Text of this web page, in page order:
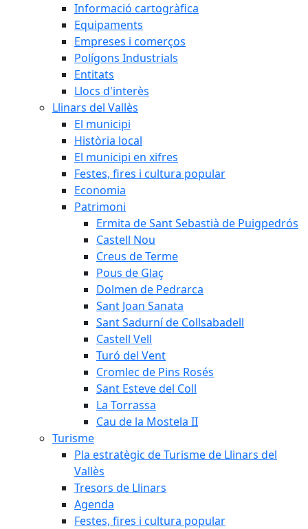
Informació cartogràfica
Equipaments
Empreses i comerços
Polígons Industrials
Entitats
Llocs d'interès
Llinars del Vallès
El municipi
Història local
El municipi en xifres
Festes, fires i cultura popular
Economia
Patrimoni
Ermita de Sant Sebastià de Puigpedrós
Castell Nou
Creus de Terme
Pous de Glaç
Dolmen de Pedrarca
Sant Joan Sanata
Sant Sadurní de Collsabadell
Castell Vell
Turó del Vent
Cromlec de Pins Rosés
Sant Esteve del Coll
La Torrassa
Cau de la Mostela II
Turisme
Pla estratègic de Turisme de Llinars del
Vallès
Tresors de Llinars
Agenda
Festes, fires i cultura popular